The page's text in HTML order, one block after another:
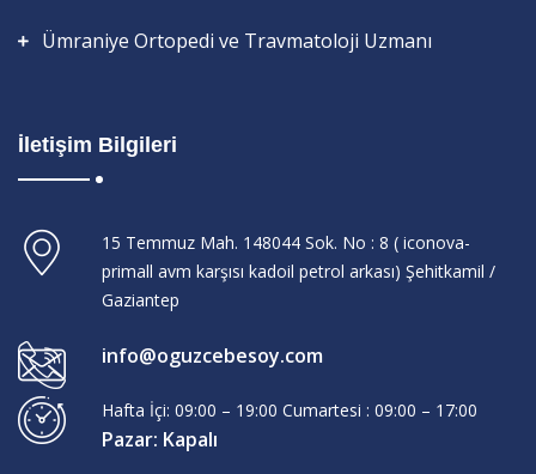
Ümraniye Ortopedi ve Travmatoloji Uzmanı
İletişim Bilgileri
15 Temmuz Mah. 148044 Sok. No : 8 ( iconova-
primall avm karşısı kadoil petrol arkası) Şehitkamil /
Gaziantep
info@oguzcebesoy.com
Hafta İçi: 09:00 – 19:00 Cumartesi : 09:00 – 17:00
Pazar: Kapalı